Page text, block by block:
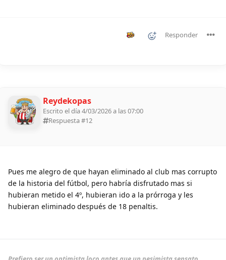
Responder
Reydekopas
Escrito el día 4/03/2026 a las 07:00
Respuesta #12
Pues me alegro de que hayan eliminado al club mas corrupto
de la historia del fútbol, pero habría disfrutado mas si
hubieran metido el 4º, hubieran ido a la prórroga y les
hubieran eliminado después de 18 penaltis.